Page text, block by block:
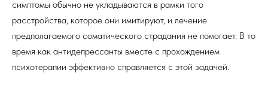
симптомы обычно не укладываются в рамки того
расстройства, которое они имитируют, и лечение
предполагаемого соматического страдания не помогает. В то
время как антидепрессанты вместе с прохождением
психотерапии эффективно справляется с этой задачей.